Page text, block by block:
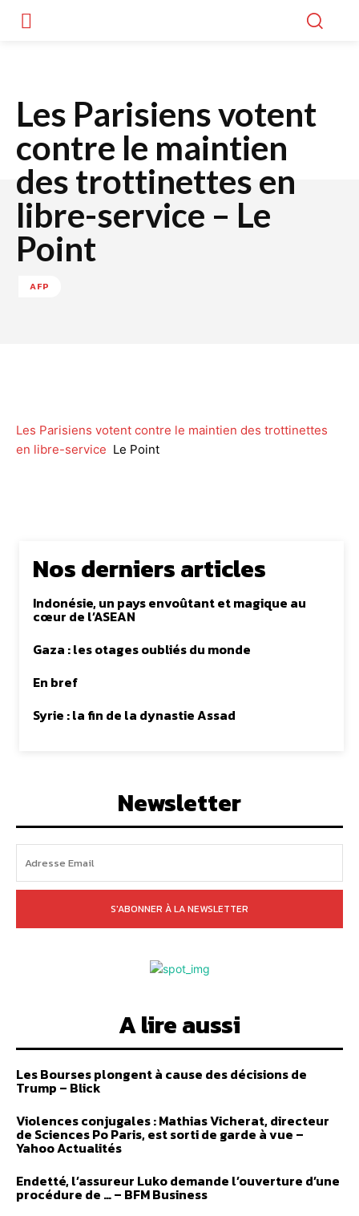
Les Parisiens votent
contre le maintien
des trottinettes en
libre-service – Le
Point
AFP
Les Parisiens votent contre le maintien des trottinettes
en libre-service Le Point
Nos derniers articles
Indonésie, un pays envoûtant et magique au
cœur de l’ASEAN
Gaza : les otages oubliés du monde
En bref
Syrie : la fin de la dynastie Assad
Newsletter
S'ABONNER À LA NEWSLETTER
A lire aussi
Les Bourses plongent à cause des décisions de
Trump – Blick
Violences conjugales : Mathias Vicherat, directeur
de Sciences Po Paris, est sorti de garde à vue –
Yahoo Actualités
Endetté, l’assureur Luko demande l’ouverture d’une
procédure de … – BFM Business